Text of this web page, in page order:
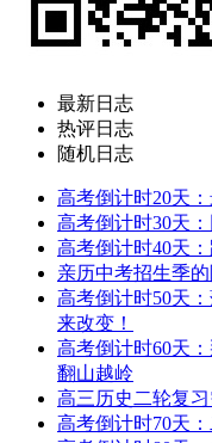
最新日志
热评日志
随机日志
高考倒计时20天
高考倒计时30天
高考倒计时40天
亲历中考招生季
高考倒计时50天
来改变！
高考倒计时60天
翻山越岭
高三历史二轮复
高考倒计时70天